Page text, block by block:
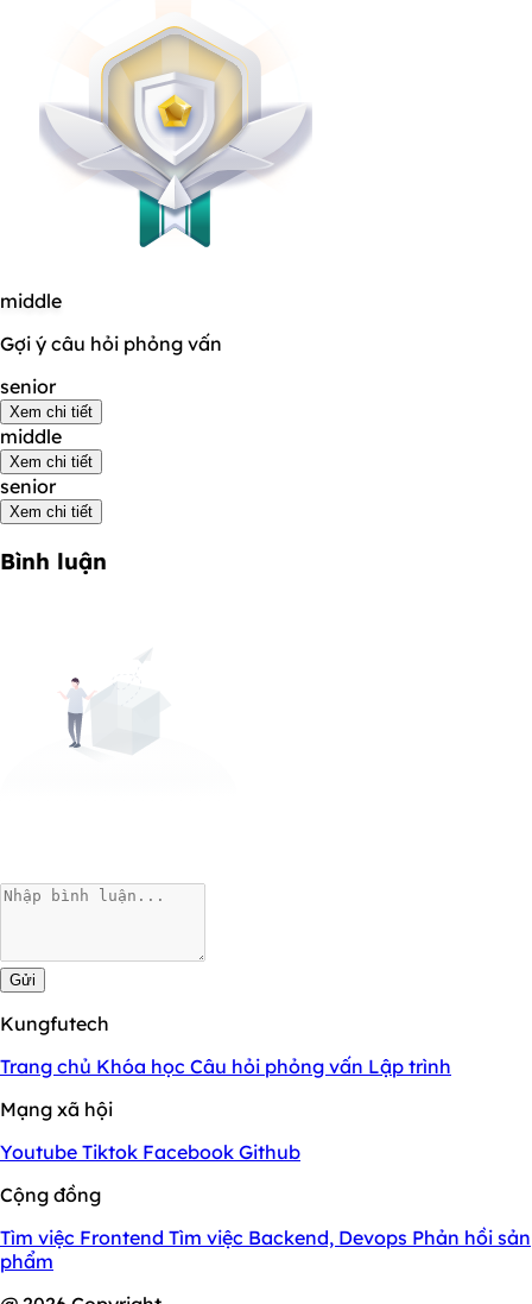
middle
Gợi ý câu hỏi phỏng vấn
senior
Xem chi tiết
middle
Xem chi tiết
senior
Xem chi tiết
Bình luận
Gửi
Kungfutech
Trang chủ Khóa học Câu hỏi phỏng vấn Lập trình
Mạng xã hội
Youtube Tiktok Facebook Github
Cộng đồng
Tìm việc Frontend Tìm việc Backend, Devops Phản hồi sản
phẩm